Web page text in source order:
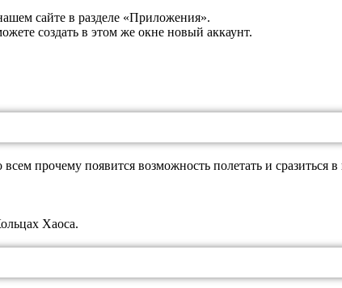
сайте в разделе «Приложения».
создать в этом же окне новый аккаунт.
прочему появится возможность полетать и сразиться
Хаоса.